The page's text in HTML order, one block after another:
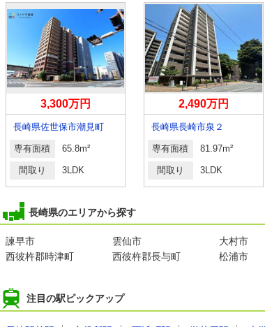
3,300万円
長崎県佐世保市潮見町
専有面積 65.8m²
間取り 3LDK
2,490万円
長崎県長崎市泉２
専有面積 81.97m²
間取り 3LDK
長崎県のエリアから探す
諫早市 雲仙市 大村市
西彼杵郡時津町
西彼杵郡長与町 松浦市
注目の駅ピックアップ